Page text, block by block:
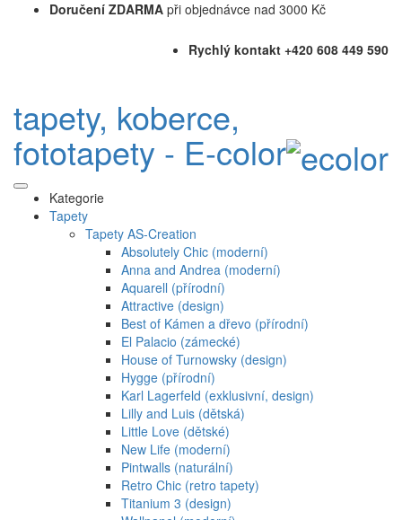
Doručení ZDARMA při objednávce nad 3000 Kč
Rychlý kontakt +420 608 449 590
tapety, koberce,
fototapety - E-color
Kategorie
Tapety
Tapety AS-Creation
Absolutely Chic (moderní)
Anna and Andrea (moderní)
Aquarell (přírodní)
Attractive (design)
Best of Kámen a dřevo (přírodní)
El Palacio (zámecké)
House of Turnowsky (design)
Hygge (přírodní)
Karl Lagerfeld (exklusivní, design)
Lilly and Luis (dětská)
Little Love (dětské)
New Life (moderní)
Pintwalls (naturální)
Retro Chic (retro tapety)
Titanium 3 (design)